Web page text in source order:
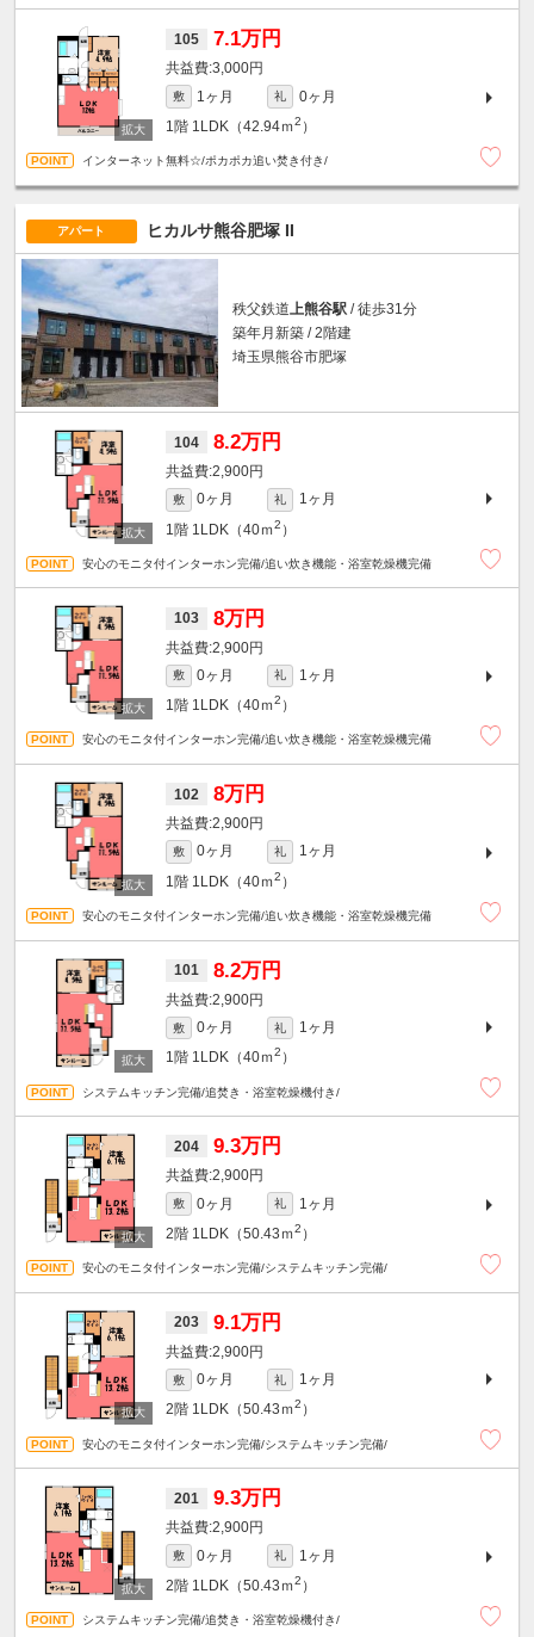
105 7.1万円
3,000円
敷 1ヶ月 礼
0ヶ月
1階 1LDK（42.94ｍ2 ）
インターネット無料☆/ポカポカ追い焚き付き/
アパート ヒカルサ熊谷肥塚 II
秩父鉄道上熊谷駅 / 徒歩31分
築年月新築 / 2階建
埼玉県熊谷市肥塚
104 8.2万円
2,900円
敷 0ヶ月 礼
1ヶ月
1階 1LDK（40ｍ2 ）
安心のモニタ付インターホン完備/追い炊き機能・浴室乾燥機完備
103 8万円
2,900円
敷 0ヶ月 礼
1ヶ月
1階 1LDK（40ｍ2 ）
安心のモニタ付インターホン完備/追い炊き機能・浴室乾燥機完備
102 8万円
2,900円
敷 0ヶ月 礼
1ヶ月
1階 1LDK（40ｍ2 ）
安心のモニタ付インターホン完備/追い炊き機能・浴室乾燥機完備
101 8.2万円
2,900円
敷 0ヶ月 礼
1ヶ月
1階 1LDK（40ｍ2 ）
システムキッチン完備/追焚き・浴室乾燥機付き/
204 9.3万円
2,900円
敷 0ヶ月 礼
1ヶ月
2階 1LDK（50.43ｍ2 ）
安心のモニタ付インターホン完備/システムキッチン完備/
203 9.1万円
2,900円
敷 0ヶ月 礼
1ヶ月
2階 1LDK（50.43ｍ2 ）
安心のモニタ付インターホン完備/システムキッチン完備/
201 9.3万円
2,900円
敷 0ヶ月 礼
1ヶ月
2階 1LDK（50.43ｍ2 ）
システムキッチン完備/追焚き・浴室乾燥機付き/